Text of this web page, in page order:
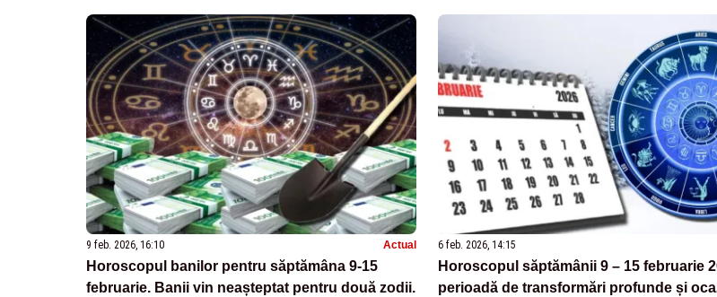
9 feb. 2026, 16:10 Actual
Horoscopul banilor pentru săptămâna 9-15
februarie. Banii vin neașteptat pentru două zodii.
6 feb. 2026, 14:15
Horoscopul săptămânii 9 – 15 februarie
perioadă de transformări profunde și